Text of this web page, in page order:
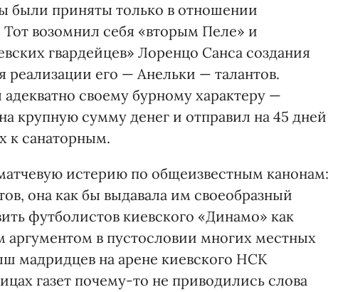
были приняты только в отношении
возомнил себя «вторым Пеле» и
гвардейцев» Лоренцо Санса создания
его — Анельки — талантов.
своему бурному характеру —
крупную сумму денег и отправил на 45 дней
к санаторным.
истерию по общеизвестным канонам:
она как бы выдавала им своеобразный
футболистов киевского «Динамо» как
аргументом в пустословии многих местных
мадридцев на арене киевского НСК
газет почему-то не приводились слова